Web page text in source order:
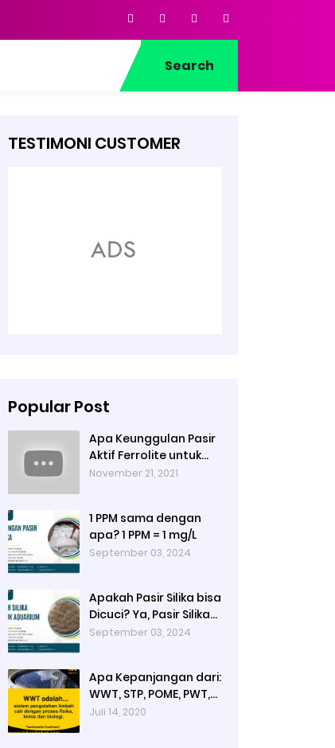
Search
TESTIMONI CUSTOMER
Popular Post
Apa Keunggulan Pasir
Aktif Ferrolite untuk
Filter Air? Jenis Pasir
November 21, 2021
1 PPM sama dengan
apa? 1 PPM = 1 mg/L
September 03, 2024
Apakah Pasir Silika bisa
Dicuci? Ya, Pasir Silika
untuk Filter Air Bisa
September 03, 2024
Apa Kepanjangan dari:
WWT, STP, POME, PWT,
dan ETP (Pengolahan
Juli 14, 2020